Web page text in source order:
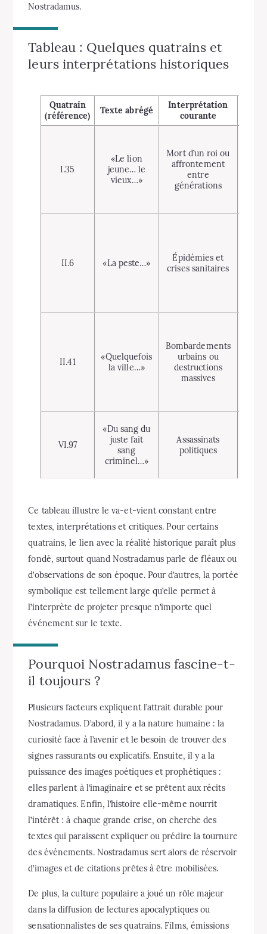
Nostradamus.
Tableau : Quelques quatrains et
leurs interprétations historiques
Quatrain
(référence)
Texte abrégé
Interprétation
courante
I.35
«Le lion
jeune… le
vieux…»
Mort d’un roi ou
affrontement
entre
générations
II.6 «La peste…»
Épidémies et
crises sanitaires
II.41
«Quelquefois
la ville…»
Bombardements
urbains ou
destructions
massives
VI.97
«Du sang du
juste fait
sang
criminel…»
Assassinats
politiques
Ce tableau illustre le va-et-vient constant entre
textes, interprétations et critiques. Pour certains
quatrains, le lien avec la réalité historique paraît plus
fondé, surtout quand Nostradamus parle de fléaux ou
d’observations de son époque. Pour d’autres, la portée
symbolique est tellement large qu’elle permet à
l’interprète de projeter presque n’importe quel
événement sur le texte.
Pourquoi Nostradamus fascine-t-
il toujours ?
Plusieurs facteurs expliquent l’attrait durable pour
Nostradamus. D’abord, il y a la nature humaine : la
curiosité face à l’avenir et le besoin de trouver des
signes rassurants ou explicatifs. Ensuite, il y a la
puissance des images poétiques et prophétiques :
elles parlent à l’imaginaire et se prêtent aux récits
dramatiques. Enfin, l’histoire elle-même nourrit
l’intérêt : à chaque grande crise, on cherche des
textes qui paraissent expliquer ou prédire la tournure
des événements. Nostradamus sert alors de réservoir
d’images et de citations prêtes à être mobilisées.
De plus, la culture populaire a joué un rôle majeur
dans la diffusion de lectures apocalyptiques ou
sensationnalistes de ses quatrains. Films, émissions